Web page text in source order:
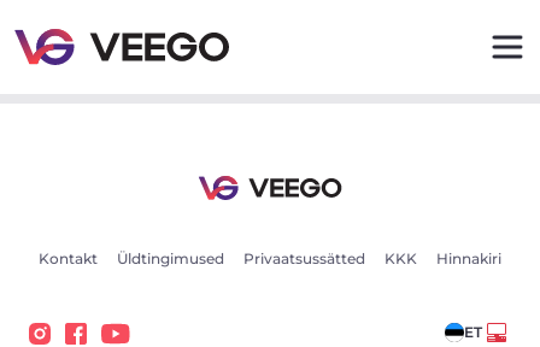
Kontakt Üldtingimused Privaatsussätted KKK Hinnakiri
ET